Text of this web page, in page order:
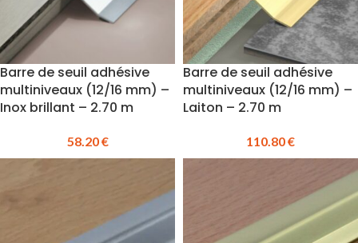
Barre de seuil adhésive
multiniveaux (12/16 mm) –
Inox brillant – 2.70 m
58.20€
Barre de seuil adhésive
multiniveaux (12/16 mm) –
Laiton – 2.70 m
110.80€